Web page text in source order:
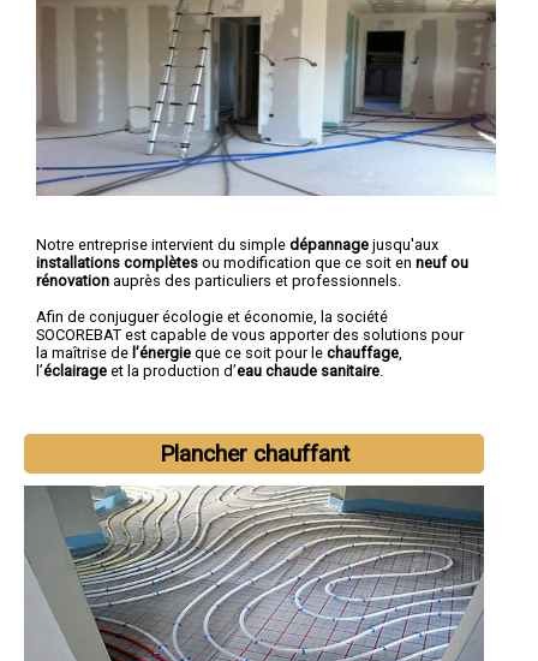
Notre entreprise intervient du simple dépannage jusqu'aux
installations complètes ou modification que ce soit en neuf ou
rénovation auprès des particuliers et professionnels.
Afin de conjuguer écologie et économie, la société
SOCOREBAT est capable de vous apporter des solutions pour
la maîtrise de l’énergie que ce soit pour le chauffage,
l’éclairage et la production d’eau chaude sanitaire.
Plancher chauffant